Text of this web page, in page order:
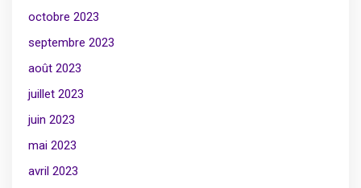
octobre 2023
septembre 2023
août 2023
juillet 2023
juin 2023
mai 2023
avril 2023